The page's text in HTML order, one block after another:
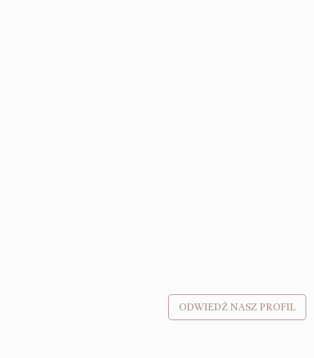
ODWIEDŹ NASZ PROFIL